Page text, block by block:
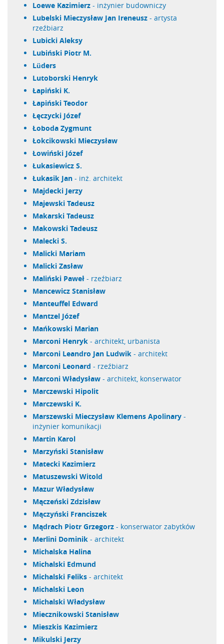
Loewe Kazimierz - inżynier budowniczy
Lubelski Mieczysław Jan Ireneusz - artysta
rzeźbiarz
Lubicki Aleksy
Lubiński Piotr M.
Lüders
Lutoborski Henryk
Łapiński K.
Łapiński Teodor
Łęczycki Józef
Łoboda Zygmunt
Łokcikowski Mieczysław
Łowiński Józef
Łukasiewicz S.
Łukasik Jan - inż. architekt
Majdecki Jerzy
Majewski Tadeusz
Makarski Tadeusz
Makowski Tadeusz
Malecki S.
Malicki Mariam
Malicki Zasław
Maliński Paweł - rzeźbiarz
Mancewicz Stanisław
Manteuffel Edward
Mantzel Józef
Mańkowski Marian
Marconi Henryk - architekt, urbanista
Marconi Leandro Jan Ludwik - architekt
Marconi Leonard - rzeźbiarz
Marconi Władysław - architekt, konserwator
Marczewski Hipolit
Marczewski K.
Marszewski Mieczysław Klemens Apolinary -
inżynier komunikacji
Martin Karol
Marzyński Stanisław
Matecki Kazimierz
Matuszewski Witold
Mazur Władysław
Mączeński Zdzisław
Mączyński Franciszek
Mądrach Piotr Grzegorz - konserwator zabytków
Merlini Dominik - architekt
Michalska Halina
Michalski Edmund
Michalski Feliks - architekt
Michalski Leon
Michalski Władysław
Miecznikowski Stanisław
Mieszkis Kazimierz
Mikulski Jerzy